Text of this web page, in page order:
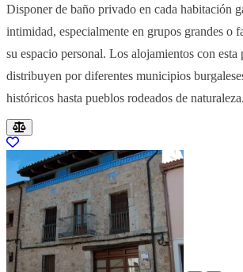
Disponer de baño privado en cada habitación
intimidad, especialmente en grupos grandes o
su espacio personal. Los alojamientos con esta
distribuyen por diferentes municipios
históricos hasta pueblos rodeados de naturaleza.
Resultados del listado